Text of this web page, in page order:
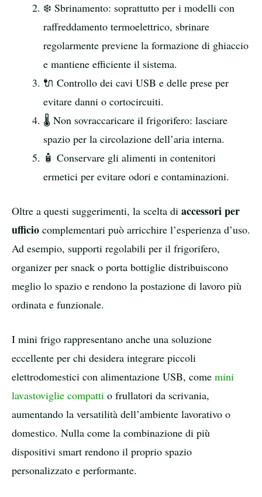
❄️ Sbrinamento: soprattutto per i modelli con
raffreddamento termoelettrico, sbrinare
regolarmente previene la formazione di ghiaccio
e mantiene efficiente il sistema.
🔌 Controllo dei cavi USB e delle prese per
evitare danni o cortocircuiti.
🌡️ Non sovraccaricare il frigorifero: lasciare
spazio per la circolazione dell’aria interna.
🧴 Conservare gli alimenti in contenitori
ermetici per evitare odori e contaminazioni.
Oltre a questi suggerimenti, la scelta di accessori per
ufficio complementari può arricchire l’esperienza d’uso.
Ad esempio, supporti regolabili per il frigorifero,
organizer per snack o porta bottiglie distribuiscono
meglio lo spazio e rendono la postazione di lavoro più
ordinata e funzionale.
I mini frigo rappresentano anche una soluzione
eccellente per chi desidera integrare piccoli
elettrodomestici con alimentazione USB, come mini
lavastoviglie compatti o frullatori da scrivania,
aumentando la versatilità dell’ambiente lavorativo o
domestico. Nulla come la combinazione di più
dispositivi smart rendono il proprio spazio
personalizzato e performante.